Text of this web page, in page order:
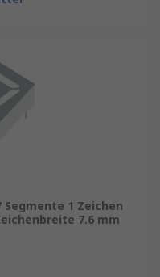
Segmente 1 Zeichen
7.6 mm